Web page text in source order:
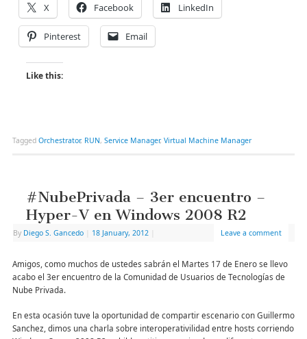
X Facebook LinkedIn
Pinterest Email
Like this:
Tagged Orchestrator, RUN, Service Manager, Virtual Machine Manager
#NubePrivada – 3er encuentro –
Hyper-V en Windows 2008 R2
By Diego S. Gancedo 18 January, 2012 Leave a comment
Amigos, como muchos de ustedes sabrán el Martes 17 de Enero se llevo
acabo el 3er encuentro de la Comunidad de Usuarios de Tecnologías de
Nube Privada.
En esta ocasión tuve la oportunidad de compartir escenario con Guillermo
Sanchez, dimos una charla sobre interoperativilidad entre hosts corriendo